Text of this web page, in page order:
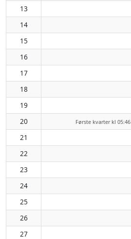
13
14
15
16
17
18
19
20 Første kvarter kl 05:46
21
22
23
24
25
26
27